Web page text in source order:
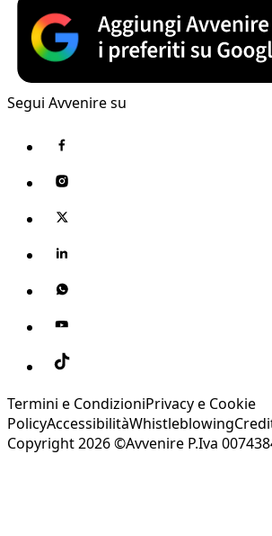
Segui Avvenire su
Termini e CondizioniPrivacy e Cookie
PolicyAccessibilitàWhistleblowing
Copyright 2026 ©Avvenire P.Iva